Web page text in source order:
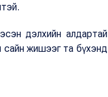
дэлхийн алдартай
сайн жишээг та бүхэнд